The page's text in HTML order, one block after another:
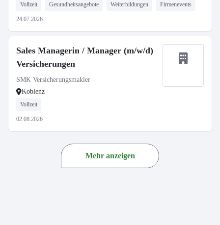
Vollzeit Gesundheitsangebote Weiterbildungen Firmenevents
24.07.2026
Sales Managerin / Manager (m/w/d)
Versicherungen
SMK Versicherungsmakler
Koblenz
Vollzeit
02.08.2026
Mehr anzeigen